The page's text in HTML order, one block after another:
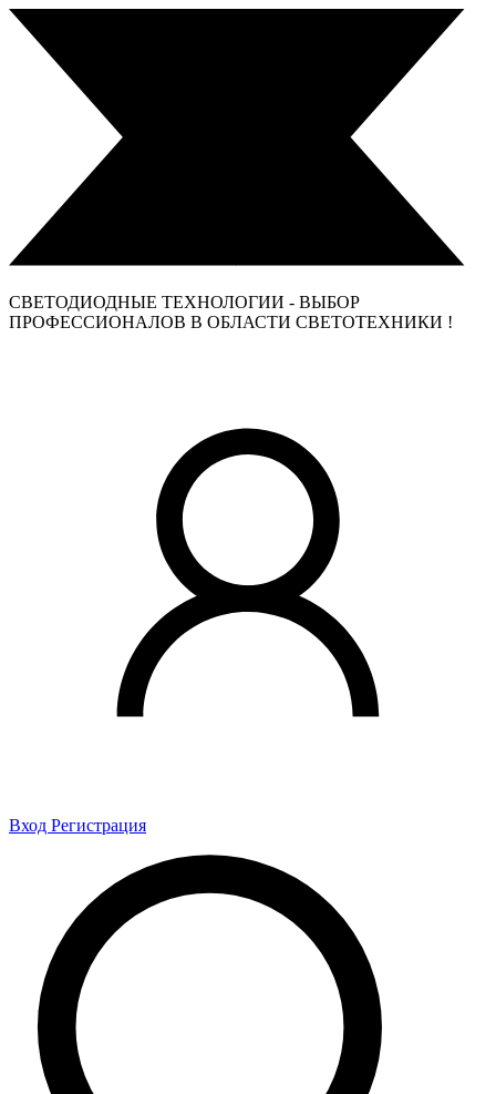
СВЕТОДИОДНЫЕ ТЕХНОЛОГИИ - ВЫБОР
ПРОФЕССИОНАЛОВ В ОБЛАСТИ СВЕТОТЕХНИКИ !
Вход Регистрация